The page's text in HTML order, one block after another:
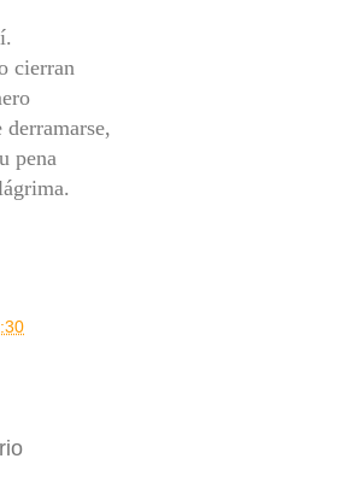
cierran
pena